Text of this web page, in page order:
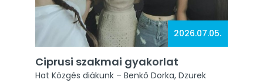
2026.07.05.
Ciprusi szakmai gyakorlat
Hat Közgés diákunk – Benkő Dorka, Dzurek